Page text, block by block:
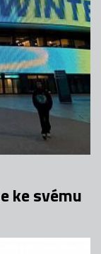
ke svému